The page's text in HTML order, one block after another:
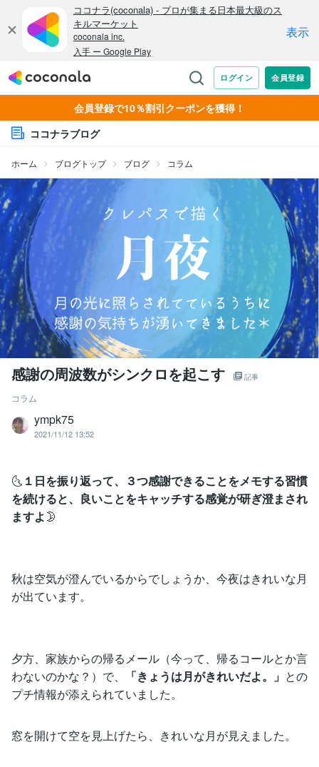
会員登録で10％割引クーポンを獲得！
ココナラブログ
ホーム ブログトップ ブログ コラム
感謝の周波数がシンクロを起こす 記事
コラム
ympk75
2021/11/12 13:52
🌜 １日を振り返って、３つ感謝できることをメモする習慣
を続けると、良いことをキャッチする感覚が研ぎ澄まされ
ますよ🌛
秋は空気が澄んでいるからでしょうか、今夜はきれいな月
が出ています。
夕方、家族からの帰るメール（今って、帰るコールとか言
わないのかな？）で、
「きょうは月がきれいだよ。」 との
プチ情報が添えられていました。
窓を開けて空を見上げたら、きれいな月が見えました。